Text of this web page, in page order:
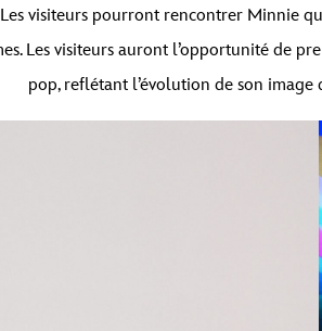
visiteurs pourront rencontrer Minnie
Les visiteurs auront l’opportunité de
pop, reflétant l’évolution de son image